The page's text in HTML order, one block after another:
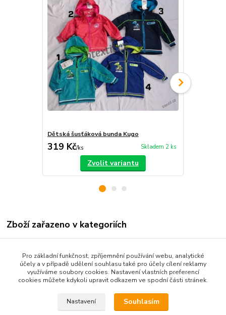
Dětská šusťáková bunda Kugo
319 Kč/ks Skladem 2 ks
Zvolit variantu
Zboží zařazeno v kategoriích
Kojenecké oblečení 68-92
Dětské kalhoty
Pro základní funkčnost, zpříjemnění používání webu, analytické
účely a v případě udělení souhlasu také pro účely cílení reklamy
využíváme soubory cookies. Nastavení vlastních preferencí
cookies můžete kdykoli upravit odkazem ve spodní části stránek.
Nastavení Souhlasím